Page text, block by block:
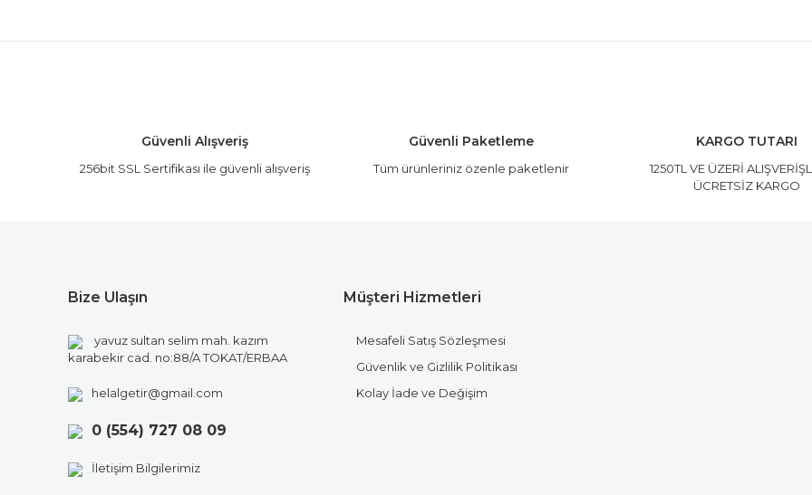
Bu ürüne ilk yorumu siz yapın!
Güvenli Alışveriş
256bit SSL Sertifikası ile güvenli alışveriş
Güvenli Paketleme
Tüm ürünleriniz özenle paketlenir
KARGO TUTARI
1250TL VE ÜZERİ
ÜCRETSİZ KARGO
Bize Ulaşın
yavuz sultan selim mah. kazım
karabekir cad. no:88/A TOKAT/ERBAA
helalgetir@gmail.com
0 (554) 727 08 09
İletişim Bilgilerimiz
Müşteri Hizmetleri
Mesafeli Satış Sözleşmesi
Güvenlik ve Gizlilik Politikası
Kolay İade ve Değişim